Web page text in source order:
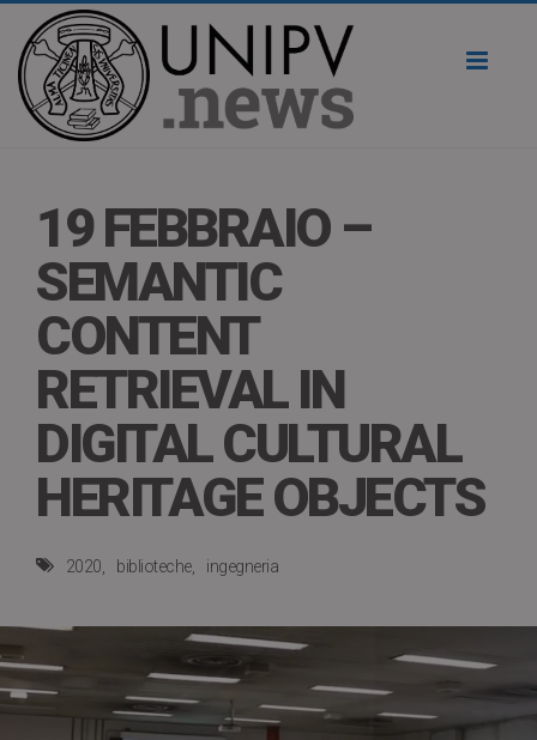
19 FEBBRAIO –
SEMANTIC
CONTENT
RETRIEVAL IN
DIGITAL CULTURAL
HERITAGE OBJECTS
2020 biblioteche ingegneria